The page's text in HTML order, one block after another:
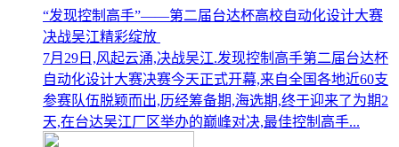
“发现控制高手”——第二届台达杯高校自动化设计大赛
决战吴江精彩绽放
7月29日,风起云涌,决战吴江.发现控制高手第二届台达杯
自动化设计大赛决赛今天正式开幕,来自全国各地近60支
参赛队伍脱颖而出,历经筹备期,海选期,终于迎来了为期2
天,在台达吴江厂区举办的巅峰对决,最佳控制高手...